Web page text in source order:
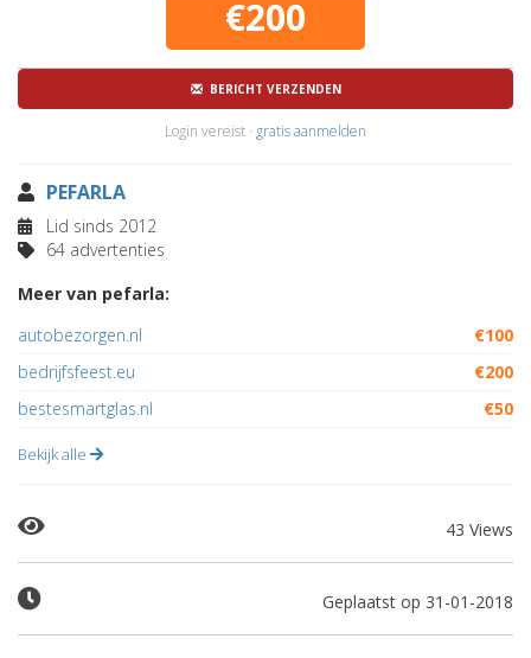
€200
BERICHT VERZENDEN
Login vereist · gratis aanmelden
PEFARLA
Lid sinds 2012
64 advertenties
Meer van pefarla:
autobezorgen.nl
€100
bedrijfsfeest.eu
€200
bestesmartglas.nl
€50
Bekijk alle
43 Views
Geplaatst op 31-01-2018